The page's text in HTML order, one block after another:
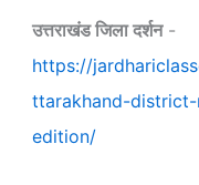
उत्तराखंड जिला दर्शन-
https://
ttarakhand-
edition/